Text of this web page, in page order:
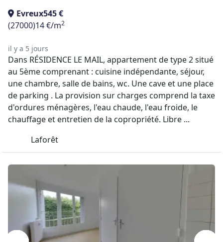
Evreux545 €
(27000)14 €/m2
il y a 5 jours
Dans RÉSIDENCE LE MAIL, appartement de type 2 situé
au 5ème comprenant : cuisine indépendante, séjour,
une chambre, salle de bains, wc. Une cave et une place
de parking . La provision sur charges comprend la taxe
d'ordures ménagères, l'eau chaude, l'eau froide, le
chauffage et entretien de la copropriété. Libre ...
Laforêt